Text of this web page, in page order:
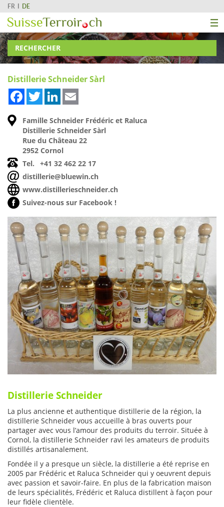
FR DE
RECHERCHER
Distillerie Schneider Sàrl
FacebookTwitterLinkedIn
Famille Schneider Frédéric et Raluca
Distillerie Schneider Sàrl
Rue du Château 22
2952 Cornol
Tel.
+41 32 462 22 17
distillerie@bluewin.ch
www.distillerieschneider.ch
Suivez-nous sur Facebook !
Distillerie Schneider
La plus ancienne et authentique distillerie de la région, la
distillerie Schneider vous accueille à bras ouverts pour
partager avec vous l’amour des produits du terroir. Située à
Cornol, la distillerie Schneider ravi les amateurs de produits
distillés artisanalement.
Fondée il y a presque un siècle, la distillerie a été reprise en
2005 par Frédéric et Raluca Schneider qui y oeuvrent depuis
avec passion et savoir-faire. En plus de la fabrication maison
de leurs spécialités, Frédéric et Raluca distillent à façon pour
leur fidèle clientèle.